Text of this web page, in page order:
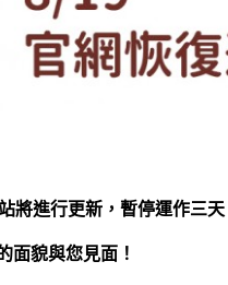
將進行更新，暫停運作三
面貌與您見面！